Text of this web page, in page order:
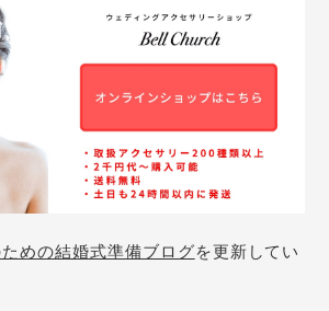
めの結婚式準備ブログを更新してい